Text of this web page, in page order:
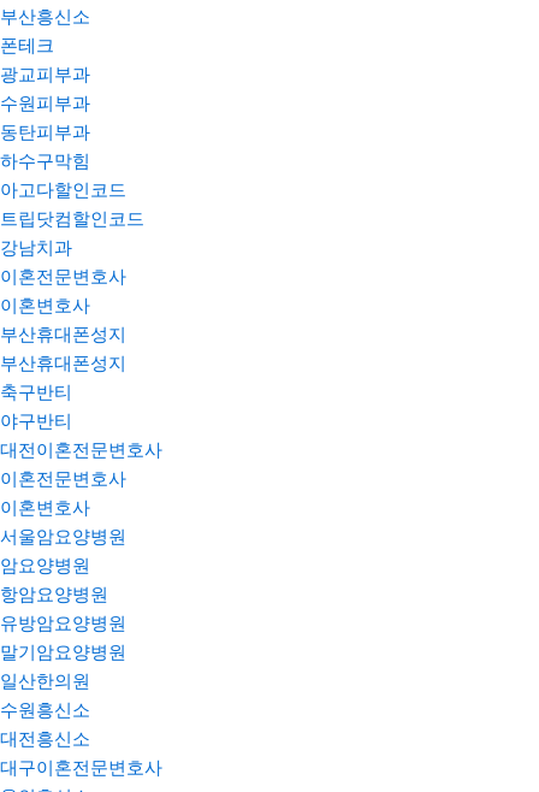
부산흥신소
폰테크
광교피부과
수원피부과
동탄피부과
하수구막힘
아고다할인코드
트립닷컴할인코드
강남치과
이혼전문변호사
이혼변호사
부산휴대폰성지
부산휴대폰성지
축구반티
야구반티
대전이혼전문변호사
이혼전문변호사
이혼변호사
서울암요양병원
암요양병원
항암요양병원
유방암요양병원
말기암요양병원
일산한의원
수원흥신소
대전흥신소
대구이혼전문변호사